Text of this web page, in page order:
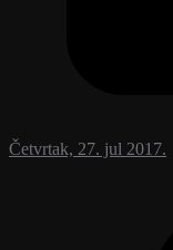
Četvrtak, 27. jul 2017.